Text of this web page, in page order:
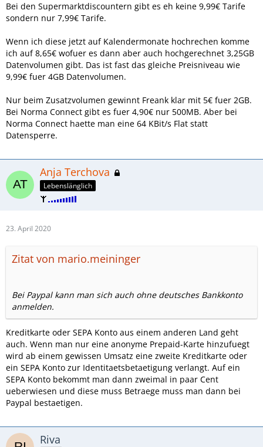
Bei den Supermarktdiscountern gibt es eh keine 9,99€ Tarife
sondern nur 7,99€ Tarife.
Wenn ich diese jetzt auf Kalendermonate hochrechen komme
ich auf 8,65€ wofuer es dann aber auch hochgerechnet 3,25GB
Datenvolumen gibt. Das ist fast das gleiche Preisniveau wie
9,99€ fuer 4GB Datenvolumen.
Nur beim Zusatzvolumen gewinnt Freank klar mit 5€ fuer 2GB.
Bei Norma Connect gibt es fuer 4,90€ nur 500MB. Aber bei
Norma Connect haette man eine 64 KBit/s Flat statt
Datensperre.
Anja Terchova
Lebenslänglich
23. April 2020
Zitat von mario.meininger
Bei Paypal kann man sich auch ohne deutsches Bankkonto
anmelden.
Kreditkarte oder SEPA Konto aus einem anderen Land geht
auch. Wenn man nur eine anonyme Prepaid-Karte hinzufuegt
wird ab einem gewissen Umsatz eine zweite Kreditkarte oder
ein SEPA Konto zur Identitaetsbetaetigung verlangt. Auf ein
SEPA Konto bekommt man dann zweimal in paar Cent
ueberwiesen und diese muss Betraege muss man dann bei
Paypal bestaetigen.
Riva